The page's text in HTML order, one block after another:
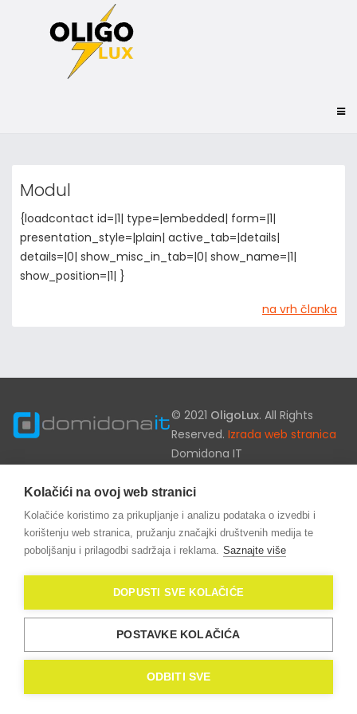
Modul
{loadcontact id=|1| type=|embedded| form=|1|
presentation_style=|plain| active_tab=|details|
details=|0| show_misc_in_tab=|0| show_name=|1|
show_position=|1| }
na vrh članka
© 2021 OligoLux. All Rights
Reserved. Izrada web stranica
Domidona IT
Kolačići (eng. Cookies)
Kolačići na ovoj web stranici
Kolačiće koristimo za prikupljanje i analizu podataka o izvedbi i
korištenju web stranica, pružanju značajki društvenih medija te
poboljšanju i prilagodbi sadržaja i reklama. Saznajte više
DOPUSTI SVE KOLAČIĆE
POSTAVKE KOLAČIĆA
ODBITI SVE